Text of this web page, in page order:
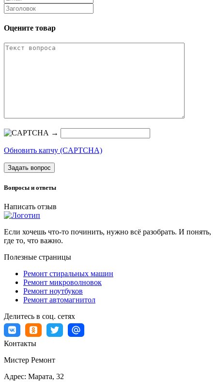
Оцените товар
→
Обновить капчу (CAPTCHA)
Задать вопрос
Вопросы и ответы
Написать отзыв
Если хочешь что-то починить, нужно всё разобрать. И понять,
где то, что важно.
Полезные страницы
Ремонт стиральных машин
Ремонт микроволновок
Ремонт ноутбуков
Ремонт автомагнитол
Делитесь в соц. сетях
Контакты
Мистер Ремонт
Адрес: Марата, 32